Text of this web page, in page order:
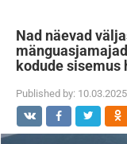
Nad näevad
kodude sisemus
Published by: 10.03.2025